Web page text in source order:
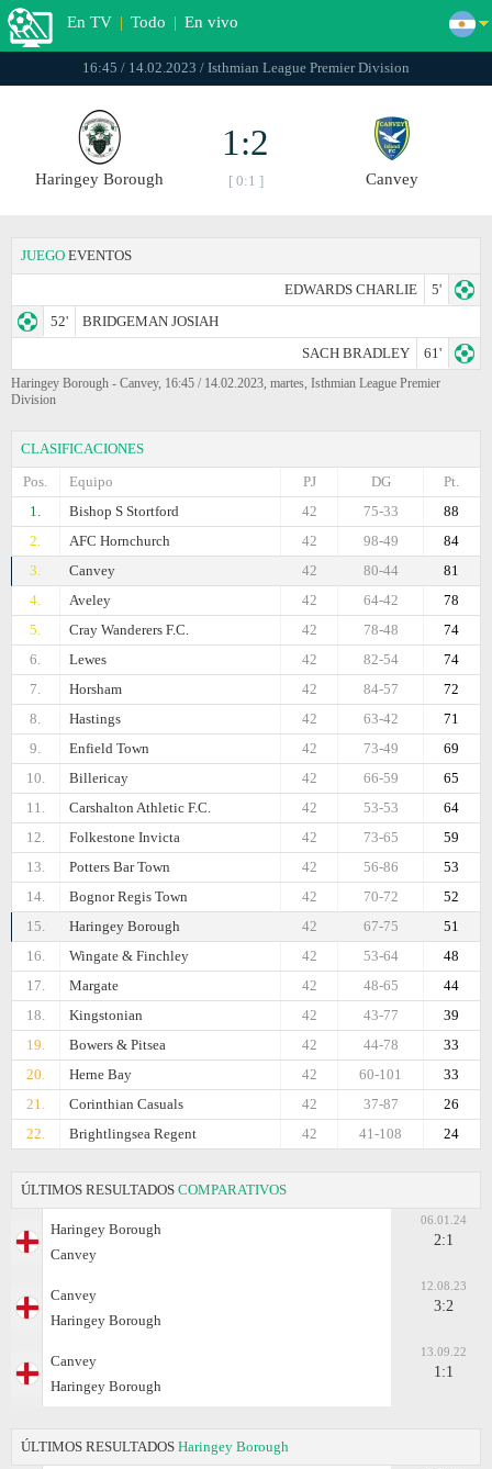
En TV | Todo | En vivo
16:45 / 14.02.2023 / Isthmian League Premier Division
Haringey Borough
1:2
[ 0:1 ] Canvey
JUEGO EVENTOS
EDWARDS CHARLIE
5'
52'
BRIDGEMAN JOSIAH
SACH BRADLEY
61'
Haringey Borough - Canvey, 16:45 / 14.02.2023, martes, Isthmian League Premier
Division
CLASIFICACIONES
Pos.
Equipo Pt.
DG
PJ
1.
Bishop S Stortford 88
75-33
42
2.
AFC Hornchurch 84
98-49
42
3.
Canvey 81
80-44
42
4.
Aveley 78
64-42
42
5.
Cray Wanderers F.C. 74
78-48
42
6.
Lewes 74
82-54
42
7.
Horsham 72
84-57
42
8.
Hastings 71
63-42
42
9.
Enfield Town 69
73-49
42
10.
Billericay 65
66-59
42
11.
Carshalton Athletic F.C. 64
53-53
42
12.
Folkestone Invicta 59
73-65
42
13.
Potters Bar Town 53
56-86
42
14.
Bognor Regis Town 52
70-72
42
15.
Haringey Borough 51
67-75
42
16.
Wingate & Finchley 48
53-64
42
17.
Margate 44
48-65
42
18.
Kingstonian 39
43-77
42
19.
Bowers & Pitsea 33
44-78
42
20.
Herne Bay 33
60-101
42
21.
Corinthian Casuals 26
37-87
42
22.
Brightlingsea Regent 24
41-108
42
ÚLTIMOS RESULTADOS COMPARATIVOS
Haringey Borough
Canvey
06.01.24
2:1
Canvey
Haringey Borough
12.08.23
3:2
Canvey
Haringey Borough
13.09.22
1:1
ÚLTIMOS RESULTADOS Haringey Borough